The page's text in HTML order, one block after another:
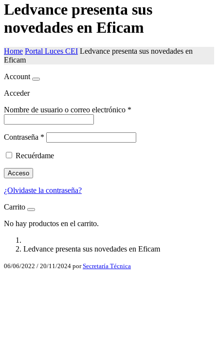
Ledvance presenta sus
novedades en Eficam
Home Portal Luces CEI Ledvance presenta sus novedades en
Eficam
Account
Acceder
Nombre de usuario o correo electrónico *
Contraseña *
Recuérdame
Acceso
¿Olvidaste la contraseña?
Carrito
No hay productos en el carrito.
Ledvance presenta sus novedades en Eficam
06/06/2022 / 20/11/2024 porSecretaría Técnica